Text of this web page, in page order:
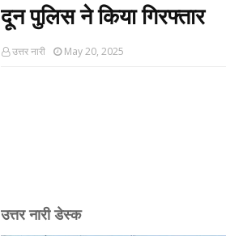
दून पुलिस ने किया गिरफ्तार
उत्तर नारी May 20, 2025
उत्तर नारी डेस्क